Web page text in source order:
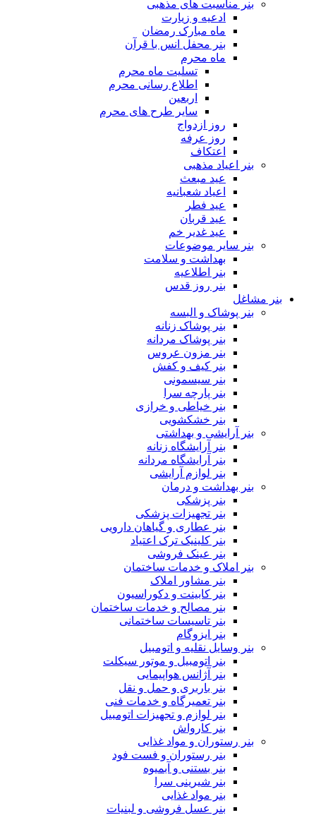
بنر مناسبت های مذهبی
ادعیه و زیارت
ماه مبارک رمضان
بنر محفل انس با قرآن
ماه محرم
تسلیت ماه محرم
اطلاع رسانی محرم
اربعین
سایر طرح های محرم
روز ازدواج
روز عرفه
اعتکاف
بنر اعیاد مذهبی
عید مبعث
اعیاد شعبانیه
عید فطر
عید قربان
عید غدیر خم
بنر سایر موضوعات
بهداشت و سلامت
بنر اطلاعیه
بنر روز قدس
بنر مشاغل
بنر پوشاک و البسه
بنر پوشاک زنانه
بنر پوشاک مردانه
بنر مزون عروس
بنر کیف و کفش
بنر سیسمونی
بنر پارچه سرا
بنر خیاطی و خرازی
بنر خشکشویی
بنر آرایشی و بهداشتی
بنر آرایشگاه زنانه
بنر آرایشگاه مردانه
بنر لوازم آرایشی
بنر بهداشت و درمان
بنر پزشکی
بنر تجهیزات پزشکی
بنر عطاری و گیاهان دارویی
بنر کلینیک ترک اعتیاد
بنر عینک فروشی
بنر املاک و خدمات ساختمان
بنر مشاور املاک
بنر کابینت و دکوراسیون
بنر مصالح و خدمات ساختمان
بنر تاسیسات ساختمانی
بنر ایزوگام
بنر وسایل نقلیه و اتومبیل
بنر اتومبیل و موتور سیکلت
بنر آژانس هواپیمایی
بنر باربری و حمل و نقل
بنر تعمیرگاه و خدمات فنی
بنر لوازم و تجهیزات اتومبیل
بنر کارواش
بنر رستوران و مواد غذایی
بنر رستوران و فست فود
بنر بستنی و آبمیوه
بنر شیرینی سرا
بنر مواد غذایی
بنر عسل فروشی و لبنیات